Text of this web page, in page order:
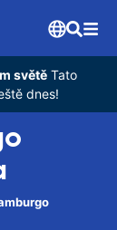
světě Tato
dnes!